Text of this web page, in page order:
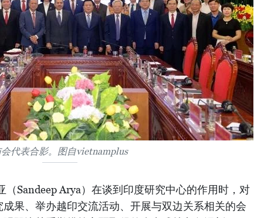
代表合影。图自vietnamplus
（Sandeep Arya）在谈到印度研究中心的作用时，对
果、举办越印交流活动、开展与双边关系相关的会